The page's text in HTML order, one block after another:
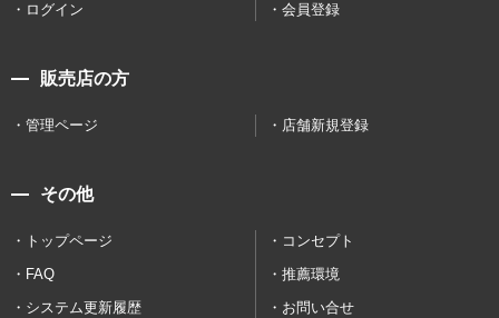
ログイン 会員登録
販売店の方
管理ページ 店舗新規登録
その他
トップページ
コンセプト
FAQ
推薦環境
システム更新履歴
お問い合せ